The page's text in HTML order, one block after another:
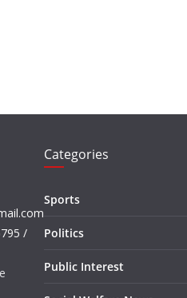
/
Categories
Sports
Politics
Public Interest